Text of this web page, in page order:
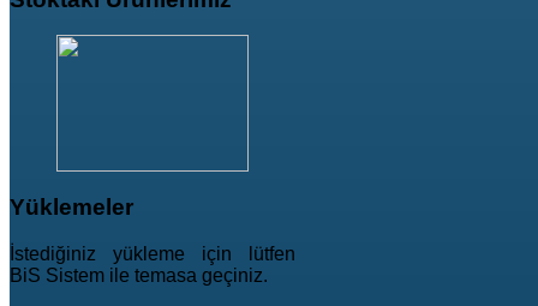
Yüklemeler
İstediğiniz yükleme için lütfen
BiS Sistem ile temasa geçiniz.